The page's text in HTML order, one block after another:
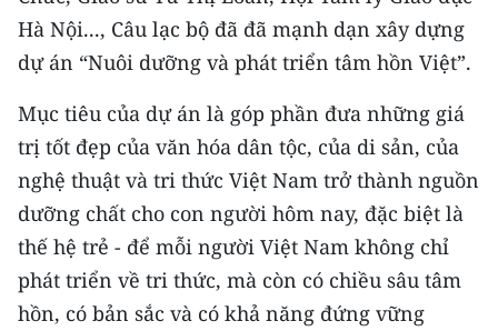
TIN ĐỊA PHƯƠNG
Đồng bằng sông Hồng
Bắc Trung Bộ
Duyên hải Nam Trung Bộ và Tây
Nguyên
Đông Nam Bộ
Hà Nội..., Câu lạc bộ đã đã mạnh dạn xây dựng
dự án “Nuôi dưỡng và phát triển tâm hồn Việt”.
Mục tiêu của dự án là góp phần đưa những giá
trị tốt đẹp của văn hóa dân tộc, của di sản, của
nghệ thuật và tri thức Việt Nam trở thành nguồn
dưỡng chất cho con người hôm nay, đặc biệt là
thế hệ trẻ - để mỗi người Việt Nam không chỉ
phát triển về tri thức, mà còn có chiều sâu tâm
hồn, có bản sắc và có khả năng đứng vững